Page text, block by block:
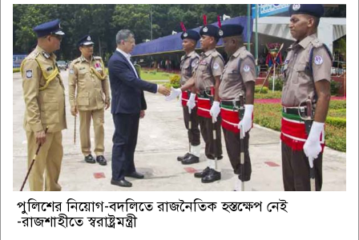
পুলিশের নিয়োগ-বদলিতে রাজনৈতিক হস্তক্ষেপ নেই
-রাজশাহীতে স্বরাষ্ট্রমন্ত্রী